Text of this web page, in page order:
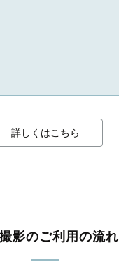
詳しくはこちら
影のご利用の流れ